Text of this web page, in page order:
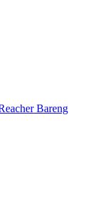
Bareng